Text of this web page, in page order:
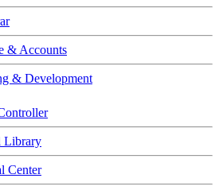
& Accounts
& Development
Library
Center